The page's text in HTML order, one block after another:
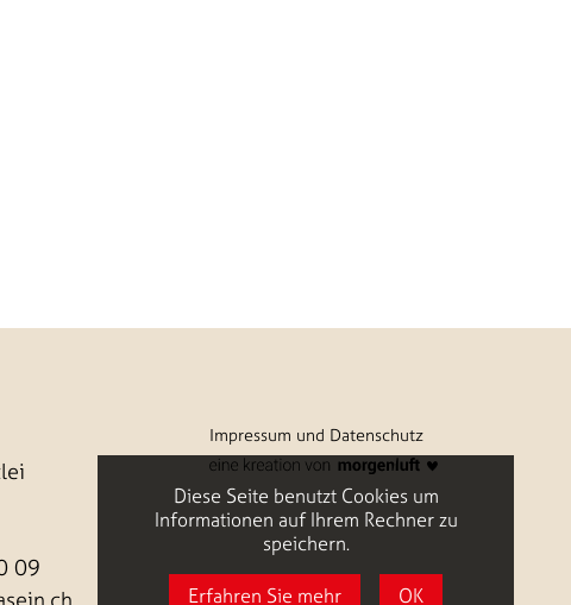
09
Impressum und Datenschutz
Diese Seite benutzt Cookies um
Informationen auf Ihrem Rechner zu
speichern.
Erfahren Sie mehr
OK